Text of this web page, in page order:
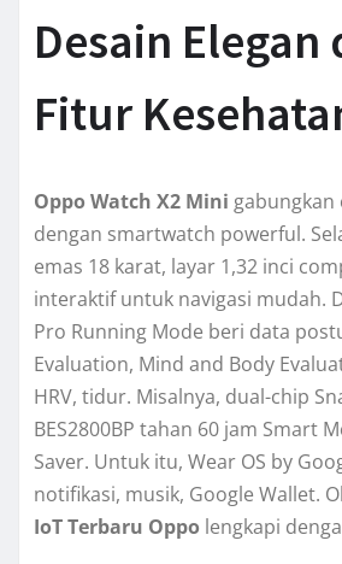
Desain Elegan
Fitur
Oppo Watch X2 Mini
dengan smartwatch powerful.
emas 18 karat, layar 1,32 inci
interaktif untuk navigasi mudah.
Pro Running Mode beri data
Evaluation, Mind and Body
HRV, tidur. Misalnya, dual-chip
BES2800BP tahan 60 jam Smart
Saver. Untuk itu, Wear OS by
notifikasi, musik, Google Wallet.
IoT Terbaru Oppo lengkapi